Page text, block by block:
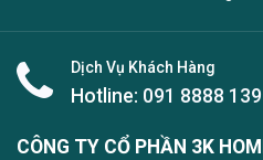
Dịch Vụ Khách Hàng
Hotline: 091 8888 139
CÔNG TY CỔ PHẦN 3K